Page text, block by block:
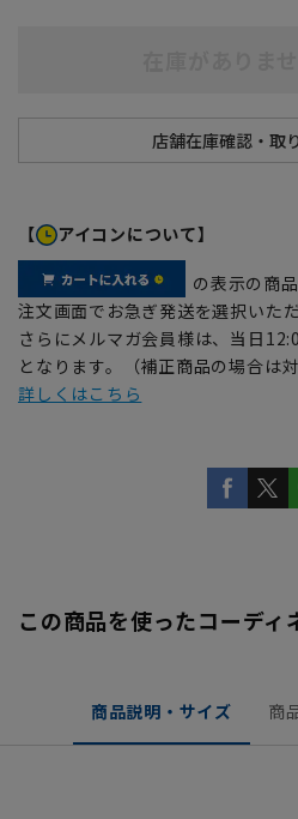
【 アイコンについて】
の表示の商品
注文画面でお急ぎ発送を選択いただ
さらにメルマガ会員様は、当日
となります。（補正商品の場合は対
詳しくはこちら
この商品を使ったコーディ
商品説明・サイズ 商